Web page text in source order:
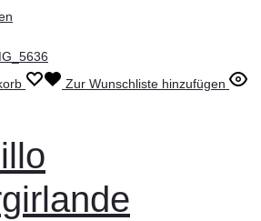
Zur Wunschliste hinzufügen